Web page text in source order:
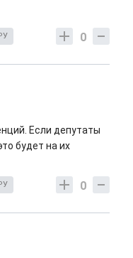
0
Если депутаты
будет на их
0